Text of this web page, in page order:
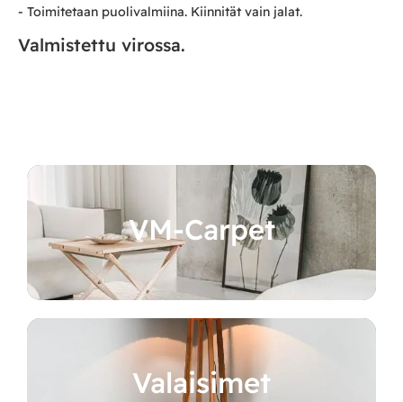
- Toimitetaan puolivalmiina. Kiinnität vain jalat.
Valmistettu virossa.
VM-Carpet
Valaisimet